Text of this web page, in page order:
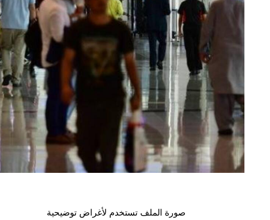
صورة الملف تستخدم لأغراض توضيحية